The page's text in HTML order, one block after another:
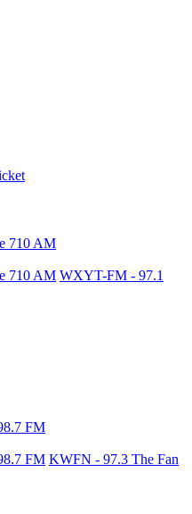
710 AM
710 AM WXYT-FM - 97.1
FM
FM KWFN - 97.3 The Fan